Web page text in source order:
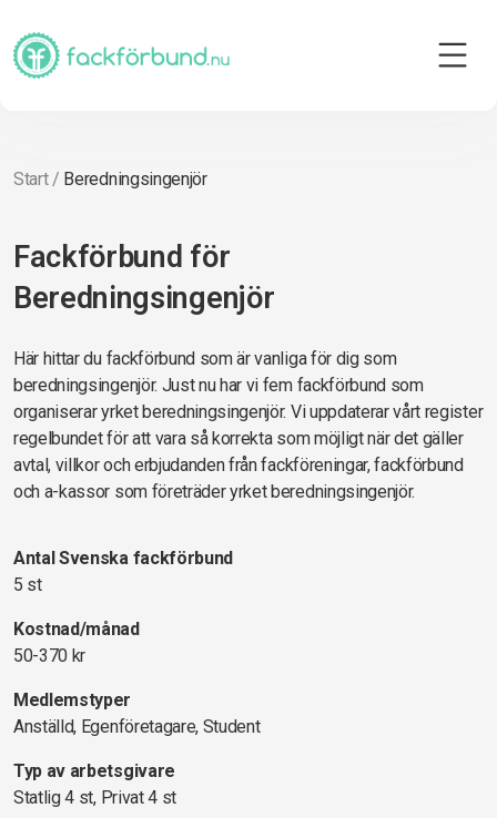
Start/ Beredningsingenjör
Fackförbund för
Beredningsingenjör
Här hittar du fackförbund som är vanliga för dig som
beredningsingenjör. Just nu har vi fem fackförbund som
organiserar yrket beredningsingenjör. Vi uppdaterar vårt register
regelbundet för att vara så korrekta som möjligt när det gäller
avtal, villkor och erbjudanden från fackföreningar, fackförbund
och a-kassor som företräder yrket beredningsingenjör.
Antal Svenska fackförbund
5 st
Kostnad/månad
50-370 kr
Medlemstyper
Anställd, Egenföretagare, Student
Typ av arbetsgivare
Statlig 4 st, Privat 4 st